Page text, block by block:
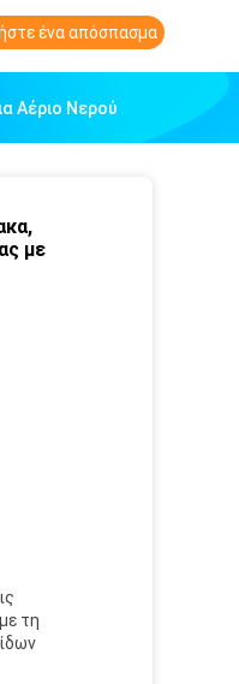
ένα απόσπασμα
Αέριο Νερού
με
τη